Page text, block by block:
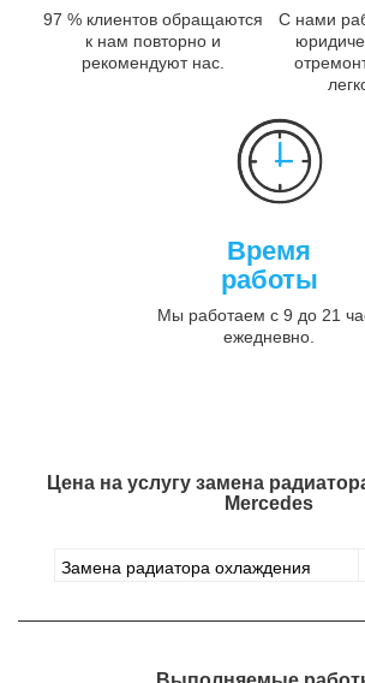
97 % клиентов обращаются
к нам повторно и
рекомендуют нас.
С нами
Время
работы
Мы работаем с 9 до 21
ежедневно.
Цена на услугу замена
Mercedes
Замена радиатора охлаждения